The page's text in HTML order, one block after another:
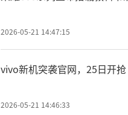
2026-05-21 14:47:15
vivo新机突袭官网，25日开抢
2026-05-21 14:46:33